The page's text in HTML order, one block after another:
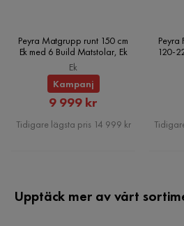
Peyra Matgrupp runt 150 cm
Ek med 6 Build Matstolar, Ek
Ek
Kampanj
Rabatterat
Pris
9 999 kr
Tidigare lägsta pris 14 999 kr
Peyra
120-
Upptäck mer av vårt